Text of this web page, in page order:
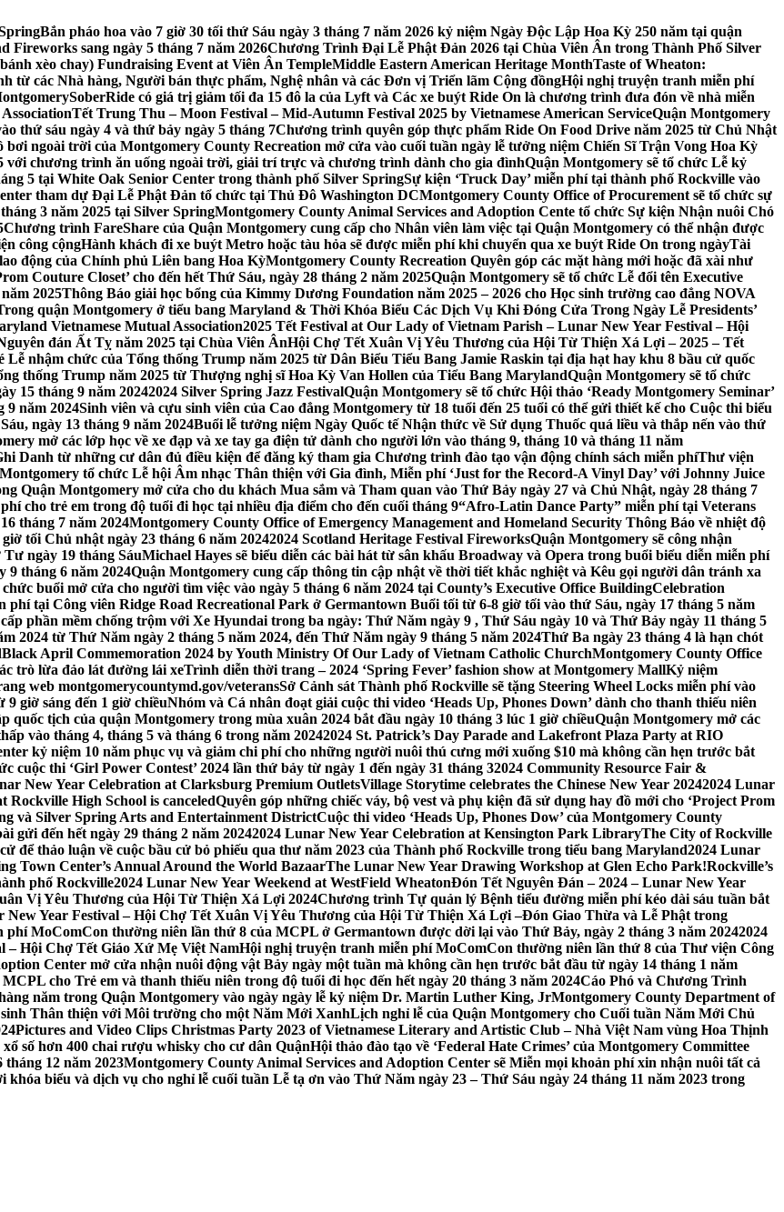
Bắn pháo hoa vào 7 giờ 30 tối thứ Sáu ngày 3 tháng 7 năm 2026 kỷ niệm Ngày Độc Lập Hoa Kỳ 250 năm tại quận
Fireworks sang ngày 5 tháng 7 năm 2026Chương Trình Đại Lễ Phật Đản 2026 tại Chùa Viên Ân trong Thành Phố Silver
xèo chay) Fundraising Event at Viên Ân TempleMiddle Eastern American Heritage MonthTaste of Wheaton:
từ các Nhà hàng, Người bán thực phẩm, Nghệ nhân và các Đơn vị Triển lãm Cộng đồngHội nghị truyện tranh miễn phí
SoberRide có giá trị giảm tối đa 15 đô la của Lyft và Các xe buýt Ride On là chương trình đưa đón về nhà miễn
Tết Trung Thu – Moon Festival – Mid-Autumn Festival 2025 by Vietnamese American ServiceQuận Montgomery
thứ sáu ngày 4 và thứ bảy ngày 5 tháng 7Chương trình quyên góp thực phẩm Ride On Food Drive năm 2025 từ Chủ Nhật
bơi ngoài trời của Montgomery County Recreation mở cửa vào cuối tuần ngày lễ tưởng niệm Chiến Sĩ Trận Vong Hoa Kỳ
với chương trình ăn uống ngoài trời, giải trí trực và chương trình dành cho gia đìnhQuận Montgomery sẽ tổ chức Lễ kỷ
5 tại White Oak Senior Center trong thành phố Silver SpringSự kiện ‘Truck Day’ miễn phí tại thành phố Rockville vào
tham dự Đại Lễ Phật Đản tổ chức tại Thủ Đô Washington DCMontgomery County Office of Procurement sẽ tổ chức sự
3 năm 2025 tại Silver SpringMontgomery County Animal Services and Adoption Cente tổ chức Sự kiện Nhận nuôi Chó
Chương trình FareShare của Quận Montgomery cung cấp cho Nhân viên làm việc tại Quận Montgomery có thể nhận được
công cộngHành khách đi xe buýt Metro hoặc tàu hỏa sẽ được miễn phí khi chuyển qua xe buýt Ride On trong ngàyTài
động của Chính phủ Liên bang Hoa KỳMontgomery County Recreation Quyên góp các mặt hàng mới hoặc đã xài như
Couture Closet’ cho đến hết Thứ Sáu, ngày 28 tháng 2 năm 2025Quận Montgomery sẽ tổ chức Lễ đổi tên Executive
2025Thông Báo giải học bổng của Kimmy Dương Foundation năm 2025 – 2026 cho Học sinh trường cao đẳng NOVA
quận Montgomery ở tiểu bang Maryland & Thời Khóa Biểu Các Dịch Vụ Khi Đóng Cửa Trong Ngày Lễ Presidents’
Vietnamese Mutual Association2025 Tết Festival at Our Lady of Vietnam Parish – Lunar New Year Festival – Hội
đán Ất Tỵ năm 2025 tại Chùa Viên ÂnHội Chợ Tết Xuân Vị Yêu Thương của Hội Từ Thiện Xá Lợi – 2025 – Tết
Lễ nhậm chức của Tổng thống Trump năm 2025 từ Dân Biểu Tiểu Bang Jamie Raskin tại địa hạt hay khu 8 bầu cử quốc
thống Trump năm 2025 từ Thượng nghị sĩ Hoa Kỳ Van Hollen của Tiểu Bang MarylandQuận Montgomery sẽ tổ chức
15 tháng 9 năm 20242024 Silver Spring Jazz FestivalQuận Montgomery sẽ tổ chức Hội thảo ‘Ready Montgomery Seminar’
9 năm 2024Sinh viên và cựu sinh viên của Cao đẳng Montgomery từ 18 tuổi đến 25 tuổi có thể gửi thiết kế cho Cuộc thi biểu
ngày 13 tháng 9 năm 2024Buổi lễ tưởng niệm Ngày Quốc tế Nhận thức về Sử dụng Thuốc quá liều và thắp nến vào thứ
mở các lớp học về xe đạp và xe tay ga điện tử dành cho người lớn vào tháng 9, tháng 10 và tháng 11 năm
Danh từ những cư dân đủ điều kiện để đăng ký tham gia Chương trình đào tạo vận động chính sách miễn phíThư viện
tổ chức Lễ hội Âm nhạc Thân thiện với Gia đình, Miễn phí ‘Just for the Record-A Vinyl Day’ với Johnny Juice
Quận Montgomery mở cửa cho du khách Mua sắm và Tham quan vào Thứ Bảy ngày 27 và Chủ Nhật, ngày 28 tháng 7
cho trẻ em trong độ tuổi đi học tại nhiều địa điểm cho đến cuối tháng 9“Afro-Latin Dance Party” miễn phí tại Veterans
tháng 7 năm 2024Montgomery County Office of Emergency Management and Homeland Security Thông Báo về nhiệt độ
tối Chủ nhật ngày 23 tháng 6 năm 20242024 Scotland Heritage Festival FireworksQuận Montgomery sẽ công nhận
Tư ngày 19 tháng SáuMichael Hayes sẽ biểu diễn các bài hát từ sân khấu Broadway và Opera trong buổi biểu diễn miễn phí
9 tháng 6 năm 2024Quận Montgomery cung cấp thông tin cập nhật về thời tiết khắc nghiệt và Kêu gọi người dân tránh xa
buổi mở cửa cho người tìm việc vào ngày 5 tháng 6 năm 2024 tại County’s Executive Office BuildingCelebration
phí tại Công viên Ridge Road Recreational Park ở Germantown Buổi tối từ 6-8 giờ tối vào thứ Sáu, ngày 17 tháng 5 năm
phần mềm chống trộm với Xe Hyundai trong ba ngày: Thứ Năm ngày 9 , Thứ Sáu ngày 10 và Thứ Bảy ngày 11 tháng 5
2024 từ Thứ Năm ngày 2 tháng 5 năm 2024, đến Thứ Năm ngày 9 tháng 5 năm 2024Thứ Ba ngày 23 tháng 4 là hạn chót
Black April Commemoration 2024 by Youth Ministry Of Our Lady of Vietnam Catholic ChurchMontgomery County Office
trò lừa đảo lát đường lái xeTrình diễn thời trang – 2024 ‘Spring Fever’ fashion show at Montgomery MallKỷ niệm
web montgomerycountymd.gov/veteransSở Cảnh sát Thành phố Rockville sẽ tặng Steering Wheel Locks miễn phí vào
giờ sáng đến 1 giờ chiềuNhóm và Cá nhân đoạt giải cuộc thi video ‘Heads Up, Phones Down’ dành cho thanh thiếu niên
quốc tịch của quận Montgomery trong mùa xuân 2024 bắt đầu ngày 10 tháng 3 lúc 1 giờ chiềuQuận Montgomery mở các
vào tháng 4, tháng 5 và tháng 6 trong năm 20242024 St. Patrick’s Day Parade and Lakefront Plaza Party at RIO
kỷ niệm 10 năm phục vụ và giảm chi phí cho những người nuôi thú cưng mới xuống $10 mà không cần hẹn trước bắt
cuộc thi ‘Girl Power Contest’ 2024 lần thứ bảy từ ngày 1 đến ngày 31 tháng 32024 Community Resource Fair &
New Year Celebration at Clarksburg Premium OutletsVillage Storytime celebrates the Chinese New Year 20242024 Lunar
High School is canceledQuyên góp những chiếc váy, bộ vest và phụ kiện đã sử dụng hay đồ mới cho ‘Project Prom
và Silver Spring Arts and Entertainment DistrictCuộc thi video ‘Heads Up, Phones Dow’ của Montgomery County
gửi đến hết ngày 29 tháng 2 năm 20242024 Lunar New Year Celebration at Kensington Park LibraryThe City of Rockville
để thảo luận về cuộc bầu cử bỏ phiếu qua thư năm 2023 của Thành phố Rockville trong tiểu bang Maryland2024 Lunar
Town Center’s Annual Around the World BazaarThe Lunar New Year Drawing Workshop at Glen Echo Park!Rockville’s
phố Rockville2024 Lunar New Year Weekend at WestField WheatonĐón Tết Nguyên Đán – 2024 – Lunar New Year
Vị Yêu Thương của Hội Từ Thiện Xá Lợi 2024Chương trình Tự quản lý Bệnh tiểu đường miễn phí kéo dài sáu tuần bắt
New Year Festival – Hội Chợ Tết Xuân Vị Yêu Thương của Hội Từ Thiện Xá Lợi –Đón Giao Thừa và Lễ Phật trong
MoComCon thường niên lần thứ 8 của MCPL ở Germantown được dời lại vào Thứ Bảy, ngày 2 tháng 3 năm 20242024
– Hội Chợ Tết Giáo Xứ Mẹ Việt NamHội nghị truyện tranh miễn phí MoComCon thường niên lần thứ 8 của Thư viện Công
Center mở cửa nhận nuôi động vật Bảy ngày một tuần mà không cần hẹn trước bắt đầu từ ngày 14 tháng 1 năm
cho Trẻ em và thanh thiếu niên trong độ tuổi đi học đến hết ngày 20 tháng 3 năm 2024Cáo Phó và Chương Trình
năm trong Quận Montgomery vào ngày ngày lễ kỷ niệm Dr. Martin Luther King, JrMontgomery County Department of
Thân thiện với Môi trường cho một Năm Mới XanhLịch nghỉ lễ của Quận Montgomery cho Cuối tuần Năm Mới Chủ
Pictures and Video Clips Christmas Party 2023 of Vietnamese Literary and Artistic Club – Nhà Việt Nam vùng Hoa Thịnh
số hơn 400 chai rượu whisky cho cư dân QuậnHội thảo đào tạo về ‘Federal Hate Crimes’ của Montgomery Committee
12 năm 2023Montgomery County Animal Services and Adoption Center sẽ Miễn mọi khoản phí xin nhận nuôi tất cả
khóa biểu và dịch vụ cho nghỉ lễ cuối tuần Lễ tạ ơn vào Thứ Năm ngày 23 – Thứ Sáu ngày 24 tháng 11 năm 2023 trong